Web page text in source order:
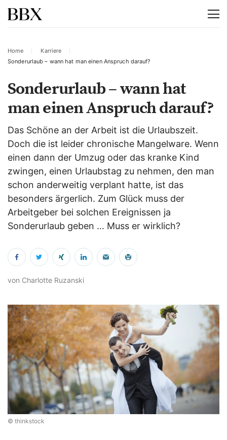
Home
Karriere
Sonderurlaub – wann hat man einen Anspruch darauf?
Sonderurlaub – wann hat
man einen Anspruch darauf?
Das Schöne an der Arbeit ist die Urlaubszeit.
Doch die ist leider chronische Mangelware. Wenn
einen dann der Umzug oder das kranke Kind
zwingen, einen Urlaubstag zu nehmen, den man
schon anderweitig verplant hatte, ist das
besonders ärgerlich. Zum Glück muss der
Arbeitgeber bei solchen Ereignissen ja
Sonderurlaub geben … Muss er wirklich?
von Charlotte Ruzanski
© thinkstock